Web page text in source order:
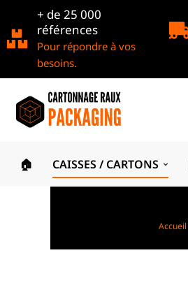
+ de 25 000
références
Pour répondre à vos
besoins.
🏠 CAISSES / CARTONS
Accueil